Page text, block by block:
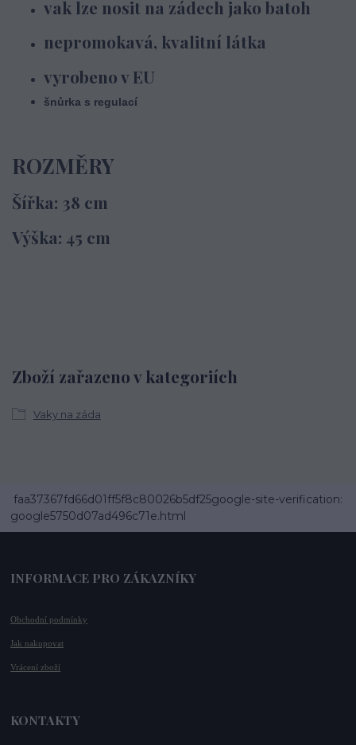
vak lze nosit na zádech jako batoh
nepromokavá, kvalitní látka
vyrobeno v EU
šnůrka s regulací
ROZMĚRY
Šířka: 38 cm
Výška: 45 cm
Zboží zařazeno v kategoriích
Vaky na záda
faa37367fd66d01ff5f8c80026b5df25google-site-verification:
google5750d07ad496c71e.html
INFORMACE PRO ZÁKAZNÍKY
Obchodní podmínky
Jak nakupovat
Vrácení zboží
KONTAKTY